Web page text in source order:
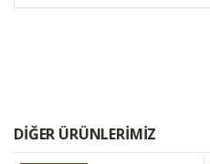
DIĞER ÜRÜNLERIMIZ